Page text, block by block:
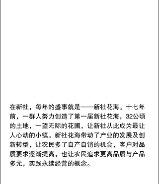
在新社，每年的盛事就是——新社花海。十七年
前，一群人努力创造了第一届新社花海，32公顷
的土地，一望无际的花圃，让新社从此成为最让
人心动的小镇。新社花海带动了产业的发展及创
新转型，让农民多了自产自销的机会，客户对品
质要求逐渐提高，也让农民追求更高品质与产品
多元，实践永续经营的概念。